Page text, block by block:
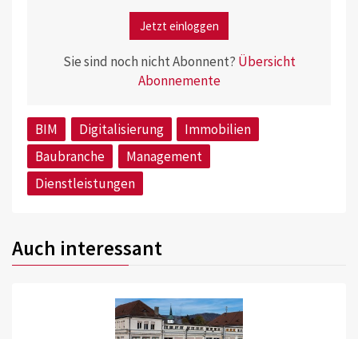
Jetzt einloggen
Sie sind noch nicht Abonnent? Übersicht
Abonnemente
BIM Digitalisierung
Immobilien
Baubranche
Management
Dienstleistungen
Auch interessant